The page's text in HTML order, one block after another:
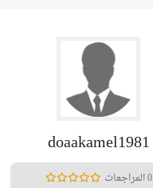
doaakamel1981
0 المراجعات